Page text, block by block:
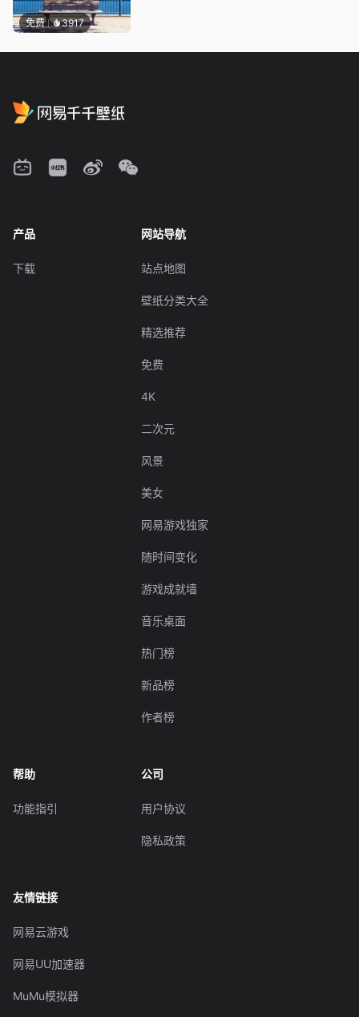
免费 3917
产品
下载
网站导航
站点地图
壁纸分类大全
精选推荐
免费
4K
二次元
风景
美女
网易游戏独家
随时间变化
游戏成就墙
音乐桌面
热门榜
新品榜
作者榜
帮助
功能指引
公司
用户协议
隐私政策
友情链接
网易云游戏
网易UU加速器
MuMu模拟器